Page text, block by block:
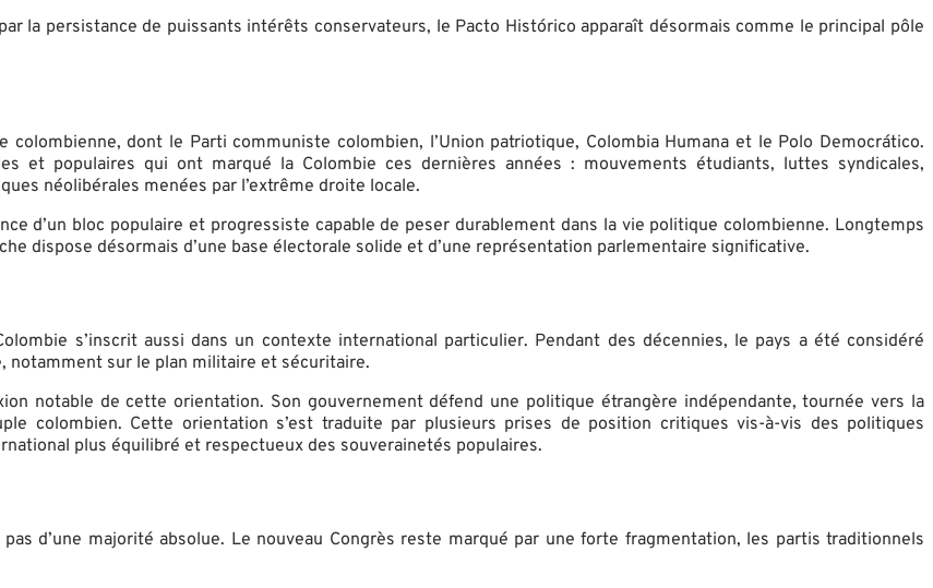
la persistance de puissants intérêts conservateurs, le Pacto Histórico apparaît désormais comme le principal pôle
dont le Parti communiste colombien, l’Union patriotique, Colombia Humana et le Polo Democrático.
et populaires qui ont marqué la Colombie ces dernières années : mouvements étudiants, luttes syndicales,
néolibérales menées par l’extrême droite locale.
d’un bloc populaire et progressiste capable de peser durablement dans la vie politique colombienne. Longtemps
dispose désormais d’une base électorale solide et d’une représentation parlementaire significative.
s’inscrit aussi dans un contexte international particulier. Pendant des décennies, le pays a été considéré
notamment sur le plan militaire et sécuritaire.
notable de cette orientation. Son gouvernement défend une politique étrangère indépendante, tournée vers la
colombien. Cette orientation s’est traduite par plusieurs prises de position critiques vis-à-vis des politiques
plus équilibré et respectueux des souverainetés populaires.
d’une majorité absolue. Le nouveau Congrès reste marqué par une forte fragmentation, les partis traditionnels